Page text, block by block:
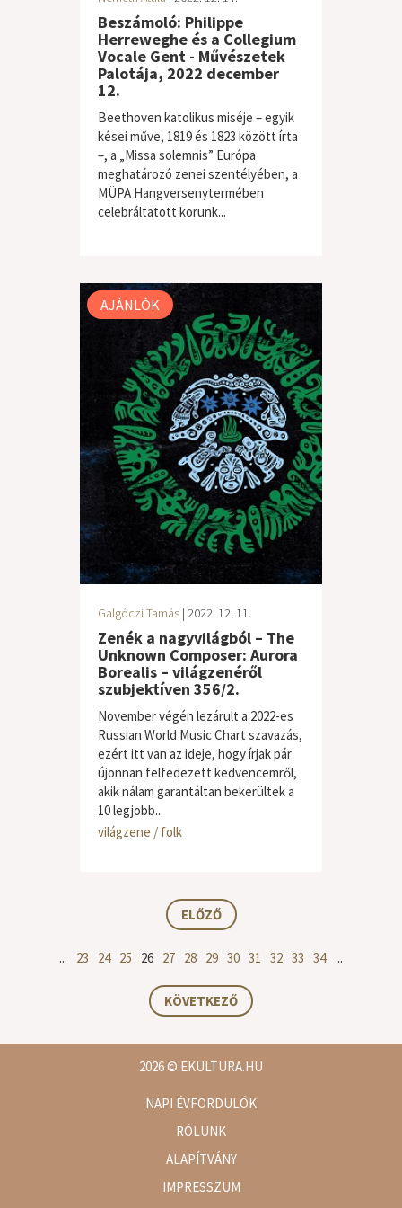
Beszámoló: Philippe
Herreweghe és a Collegium
Vocale Gent - Művészetek
Palotája, 2022 december
12.
Beethoven katolikus miséje – egyik
kései műve, 1819 és 1823 között írta
–, a „Missa solemnis” Európa
meghatározó zenei szentélyében, a
MÜPA Hangversenytermében
celebráltatott korunk...
klasszikus zene
AJÁNLÓK
Galgóczi Tamás | 2022. 12. 11.
Zenék a nagyvilágból – The
Unknown Composer: Aurora
Borealis – világzenéről
szubjektíven 356/2.
November végén lezárult a 2022-es
Russian World Music Chart szavazás,
ezért itt van az ideje, hogy írjak pár
újonnan felfedezett kedvencemről,
akik nálam garantáltan bekerültek a
10 legjobb...
világzene / folk
ELŐZŐ
... 23 24 25 26 27 28 29 30 31 32 33 34 ...
KÖVETKEZŐ
2026© EKULTURA.HU
NAPI ÉVFORDULÓK
RÓLUNK
ALAPÍTVÁNY
IMPRESSZUM